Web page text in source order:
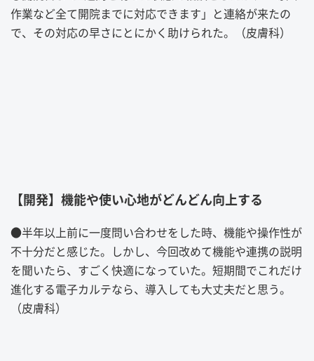
作業など全て開院までに対応できます」と連絡が来たの
で、その対応の早さにとにかく助けられた。（皮膚科）
【開発】機能や使い心地がどんどん向上する
●半年以上前に一度問い合わせをした時、機能や操作性が
不十分だと感じた。しかし、今回改めて機能や連携の説明
を聞いたら、すごく快適になっていた。短期間でこれだけ
進化する電子カルテなら、導入しても大丈夫だと思う。
（皮膚科）